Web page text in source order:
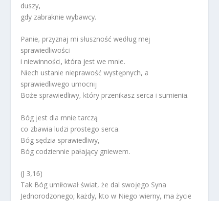
duszy,
gdy zabraknie wybawcy.
Panie, przyznaj mi słuszność według mej
sprawiedliwości
i niewinności, która jest we mnie.
Niech ustanie nieprawość występnych, a
sprawiedliwego umocnij
Boże sprawiedliwy, który przenikasz serca i sumienia.
Bóg jest dla mnie tarczą
co zbawia ludzi prostego serca.
Bóg sędzia sprawiedliwy,
Bóg codziennie pałający gniewem.
(J 3,16)
Tak Bóg umiłował świat, że dal swojego Syna
Jednorodzonego; każdy, kto w Niego wierny, ma życie